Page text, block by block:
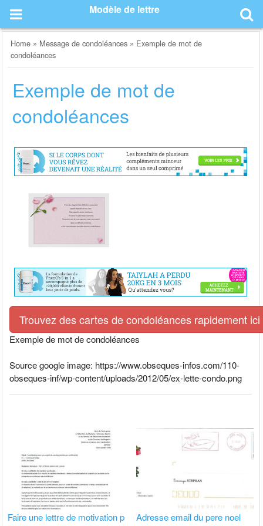
content
Modèle de lettre
Home » Message de condoléances » Exemple de mot de
condoléances
Exemple de mot de
condoléances
Trouvez des cartes de condoléances rapidement ici
Exemple de mot de condoléances
Source google image: https://www.obseques-infos.com/110-
obseques-inf/wp-content/uploads/2012/05/ex-lette-condo.png
Faire une lettre de motivation p
Adresse email du pere noel